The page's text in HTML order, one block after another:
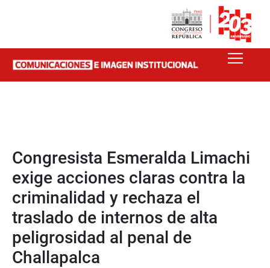
Congresista Esmeralda Limachi
exige acciones claras contra la
criminalidad y rechaza el
traslado de internos de alta
peligrosidad al penal de
Challapalca